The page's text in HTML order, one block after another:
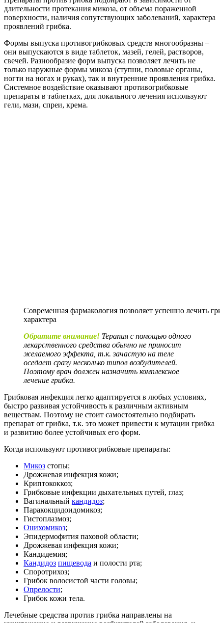
длительности протекания микоза, от объема пораженной
поверхности, наличия сопутствующих заболеваний, характера
проявлений грибка.
Формы выпуска противогрибковых средств многообразны –
они выпускаются в виде таблеток, мазей, гелей, растворов,
свечей. Разнообразие форм выпуска позволяет лечить не
только наружные формы микоза (ступни, половые органы,
ногти на ногах и руках), так и внутренние проявления грибка.
Системное воздействие оказывают противогрибковые
препараты в таблетках, для локального лечения используют
гели, мази, спреи, крема.
Современная фармакология позволяет успешно лечить
характера
Обратите внимание! Терапия с помощью одного
лекарственного средства обычно не приносит
желаемого эффекта, т.к. зачастую на теле
оседает сразу несколько типов возбудителей.
Поэтому врач должен назначить комплексное
лечение грибка.
Грибковая инфекция легко адаптируется в любых условиях,
быстро развивая устойчивость к различным активным
веществам. Поэтому не стоит самостоятельно подбирать
препарат от грибка, т.к. это может привести к мутации грибка
и развитию более устойчивых его форм.
Когда используют противогрибковые препараты:
Микоз стопы;
Дрожжевая инфекция кожи;
Криптококкоз;
Грибковые инфекции дыхательных путей, глаз;
Вагинальный кандидоз;
Паракокцидоидомикоз;
Гистоплазмоз;
Онихомикоз;
Эпидермофития паховой области;
Дрожжевая инфекция кожи;
Кандидемия;
Кандидоз пищевода и полости рта;
Споротрихоз;
Грибок волосистой части головы;
Опрелости;
Грибок кожи тела.
Лечебные средства против грибка направлены на